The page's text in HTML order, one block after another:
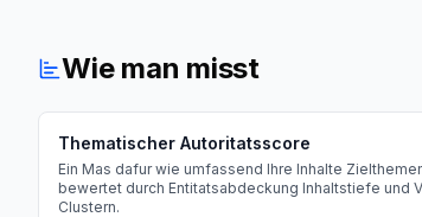
Wie man misst
Thematischer Autoritatsscore
Ein Mas dafur wie umfassend Ihre Inhalte
bewertet durch Entitatsabdeckung Inhaltstiefe und
Clustern.